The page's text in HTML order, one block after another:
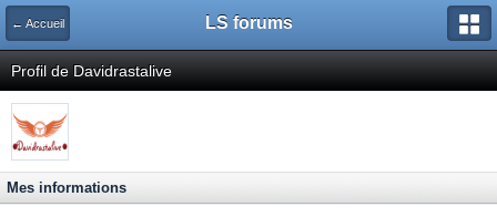
← Accueil LS forums
Profil de Davidrastalive
Mes informations